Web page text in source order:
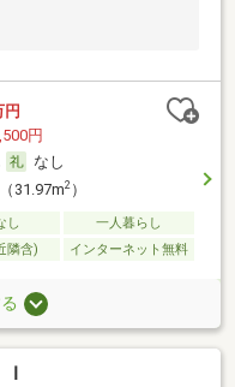
円
円
なし
31.97m2）
し
一人暮らし
隣含) インターネット無料